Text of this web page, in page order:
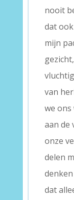
nooit
dat
mijn
van
we ons
aan de
onze
delen
dat